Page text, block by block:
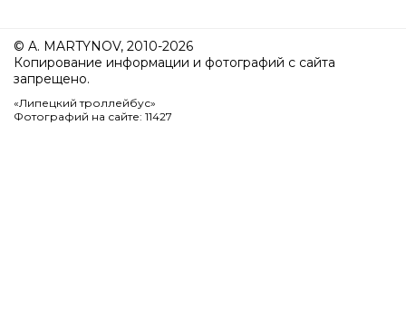
© A. MARTYNOV, 2010-2026
Копирование информации и фотографий с сайта
запрещено.
«Липецкий троллейбус»
Фотографий на сайте: 11427